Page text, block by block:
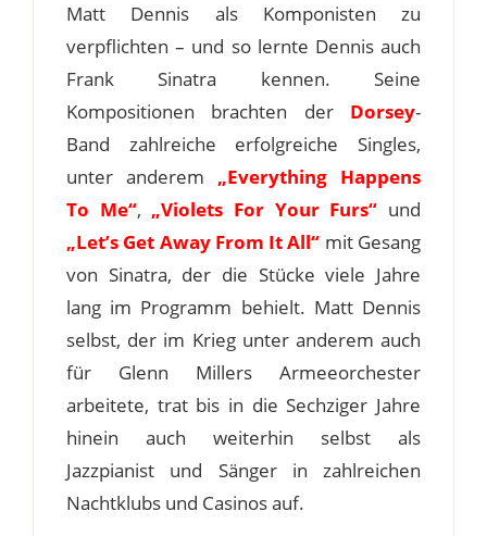
Matt Dennis als Komponisten zu
verpflichten – und so lernte Dennis auch
Frank Sinatra kennen. Seine
Kompositionen brachten der Dorsey-
Band zahlreiche erfolgreiche Singles,
unter anderem „Everything Happens
To Me“, „Violets For Your Furs“ und
„Let’s Get Away From It All“ mit Gesang
von Sinatra, der die Stücke viele Jahre
lang im Programm behielt. Matt Dennis
selbst, der im Krieg unter anderem auch
für Glenn Millers Armeeorchester
arbeitete, trat bis in die Sechziger Jahre
hinein auch weiterhin selbst als
Jazzpianist und Sänger in zahlreichen
Nachtklubs und Casinos auf.